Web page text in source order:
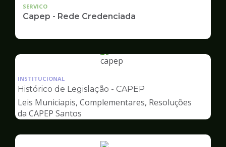
SERVICO
Capep - Rede Credenciada
Ilustração
pagina
Capep
INSTITUCIONAL
Histórico de Legislação - CAPEP
Leis Municiapis, Complementares, Resoluções
da CAPEP Santos